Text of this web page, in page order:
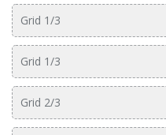
Grid 1/3
Grid 1/3
Grid 2/3